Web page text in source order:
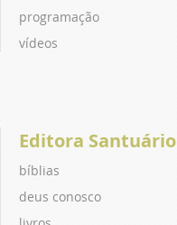
programação
vídeos
Editora Santuário
bíblias
deus conosco